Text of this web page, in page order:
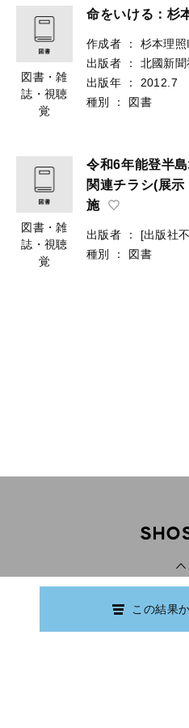
図書・雑
誌・視聴
覚
命をいける：杉
作成者 ：
杉本理照
出版者
：
北國新聞
出版年
：
2012.7
種別
： 図書
図書・雑
誌・視聴
覚
令和6年能登半
関連チラシ(展
施
出版者 ：
[出版社
種別
： 図書
この結果
Copyright © Ishikawa